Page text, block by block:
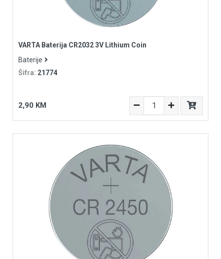
VARTA Baterija CR2032 3V Lithium Coin
Baterije
Šifra: 21774
2,90 KM